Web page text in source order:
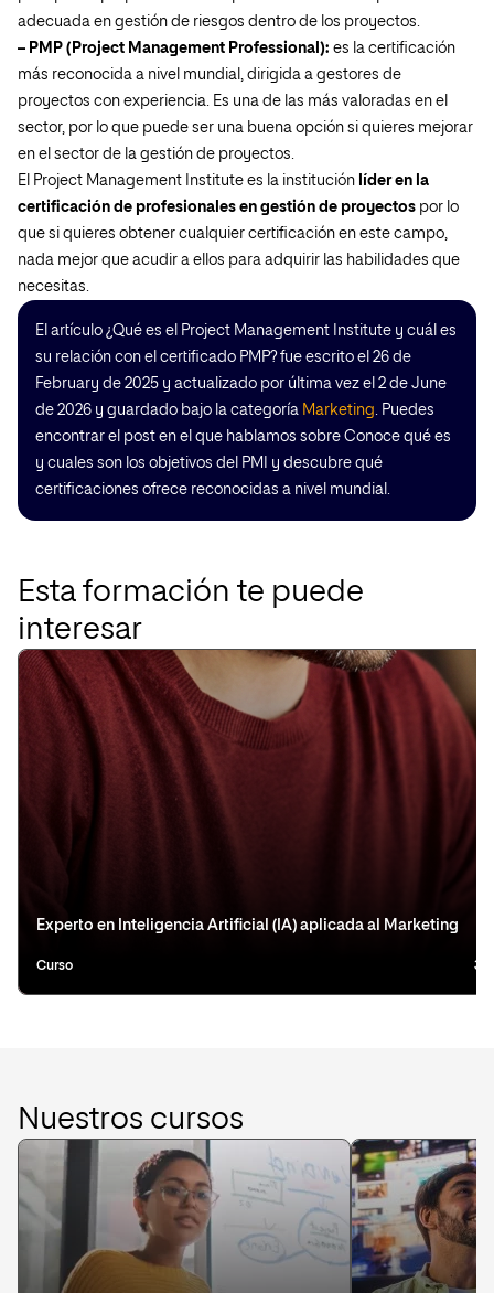
adecuada en gestión de riesgos dentro de los proyectos.
– PMP (Project Management Professional): es la certificación
más reconocida a nivel mundial, dirigida a gestores de
proyectos con experiencia. Es una de las más valoradas en el
sector, por lo que puede ser una buena opción si quieres mejorar
en el sector de la gestión de proyectos.
El Project Management Institute es la institución líder en la
certificación de profesionales en gestión de proyectos por lo
que si quieres obtener cualquier certificación en este campo,
nada mejor que acudir a ellos para adquirir las habilidades que
necesitas.
El artículo ¿Qué es el Project Management Institute y cuál es
su relación con el certificado PMP? fue escrito el 26 de
February de 2025 y actualizado por última vez el 2 de June
de 2026 y guardado bajo la categoría Marketing. Puedes
encontrar el post en el que hablamos sobre Conoce qué es
y cuales son los objetivos del PMI y descubre qué
certificaciones ofrece reconocidas a nivel mundial.
Esta formación te puede
interesar
Experto en Inteligencia Artificial (IA) aplicada al Marketing
Curso 3
Nuestros cursos